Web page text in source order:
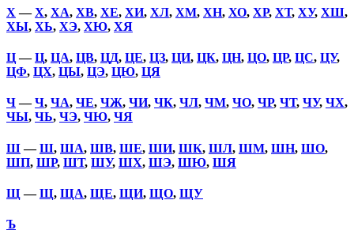
Х —Х, ХА, ХВ, ХЕ, ХИ, ХЛ, ХМ, ХН, ХО, ХР, ХТ, ХУ, ХШ,
ХЫ, ХЬ, ХЭ, ХЮ, ХЯ
Ц—Ц, ЦА, ЦВ, ЦД, ЦЕ, ЦЗ, ЦИ, ЦК, ЦН, ЦО, ЦР, ЦС, ЦУ,
ЦФ, ЦХ, ЦЫ, ЦЭ, ЦЮ, ЦЯ
Ч—Ч, ЧА, ЧЕ, ЧЖ, ЧИ, ЧК, ЧЛ, ЧМ, ЧО, ЧР, ЧТ, ЧУ, ЧХ,
ЧЫ, ЧЬ, ЧЭ, ЧЮ, ЧЯ
Ш—Ш, ША, ШВ, ШЕ, ШИ, ШК, ШЛ, ШМ, ШН, ШО,
ШП, ШР, ШТ, ШУ, ШХ, ШЭ, ШЮ, ШЯ
Щ —Щ, ЩА, ЩЕ, ЩИ, ЩО, ЩУ
Ъ